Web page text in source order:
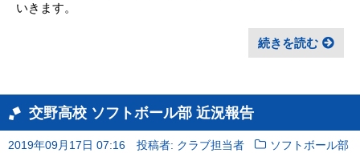
いきます。
続きを読む
交野高校 ソフトボール部 近況報告
2019年09月17日 07:16 投稿者: クラブ担当者
ソフトボール部